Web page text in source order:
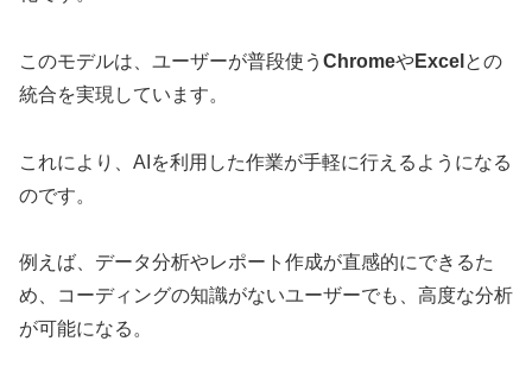
このモデルは、ユーザーが普段使う ChromeやExcel との
統合を実現しています。
これにより、AIを利用した作業が手軽に行えるようになる
のです。
例えば、データ分析やレポート作成が直感的にできるた
め、コーディングの知識がないユーザーでも、高度な分析
が可能になる。